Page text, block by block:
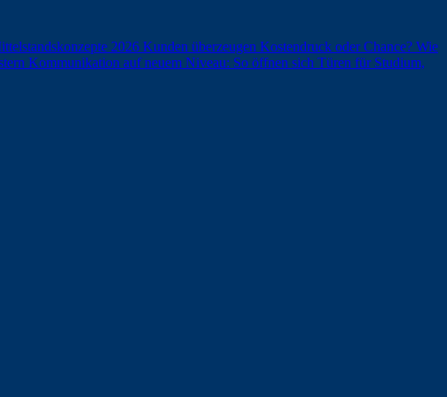
2026 Kunden überzeugen Kostendruck oder Chance? Wie
Kommunikation auf neuem Niveau: So öffnen sich Türen für Studium,